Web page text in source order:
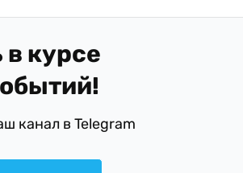
в курсе
канал в Telegram